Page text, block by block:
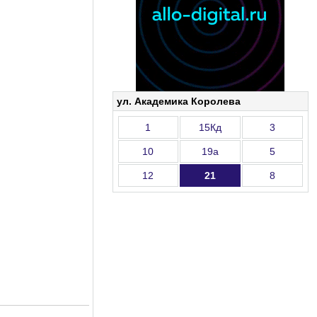
ул. Академика Королева
1 15Кд 3
10 19а 5
12 21 8